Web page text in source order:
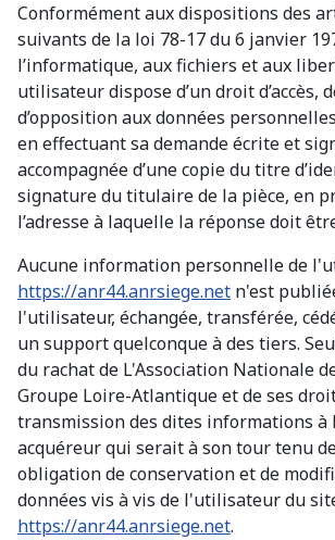
Conformément aux dispositions des
suivants de la loi 78-17 du 6 janvier
l’informatique, aux fichiers et aux
utilisateur dispose d’un droit d’accès,
d’opposition aux données
en effectuant sa demande écrite et
accompagnée d’une copie du titre
signature du titulaire de la pièce, en
l’adresse à laquelle la réponse doit
Aucune information personnelle de
https://anr44.anrsiege.net n'est
l'utilisateur, échangée, transférée,
un support quelconque à des tiers.
du rachat de L'Association Nationale
Groupe Loire-Atlantique et de ses
transmission des dites informations à
acquéreur qui serait à son tour tenu
obligation de conservation et de
données vis à vis de l'utilisateur du
https://anr44.anrsiege.net.